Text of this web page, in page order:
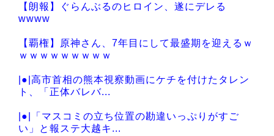
【朗報】ぐらんぶるのヒロイン、遂にデレる
wwww
【覇権】原神さん、7年目にして最盛期を迎えるｗ
ｗｗｗｗｗｗｗｗｗ
|●|高市首相の熊本視察動画にケチを付けたタレン
ト、「正体バレバ...
|●|「マスコミの立ち位置の勘違いっぷりがすご
い」と報ステ大越キ...